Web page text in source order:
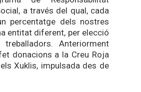
a través del qual, cada
percentatge dels nostres
entitat diferent, per elecció
Anteriorment
donacions a la Creu Roja
Xuklis, impulsada des de